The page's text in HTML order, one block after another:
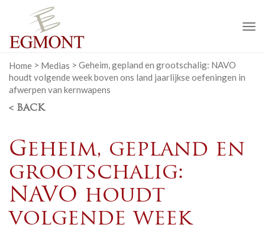
Home > Medias > Geheim, gepland en grootschalig: NAVO
houdt volgende week boven ons land jaarlijkse oefeningen in
afwerpen van kernwapens
< BACK
Geheim, gepland en
grootschalig:
NAVO houdt
volgende week